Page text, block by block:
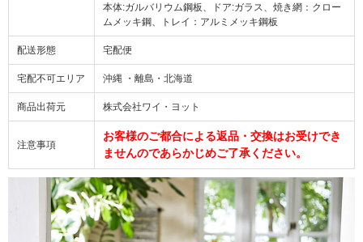
本体:ガルバリウム鋼板、ドア:ガラス、焼き網：クロー
ムメッキ鋼、トレイ：アルミメッキ鋼板
配送形態 宅配便
宅配不可エリア 沖縄 ・離島・北海道
商品出荷元 株式会社ワイ・ヨット
注意事項
お客様のご都合による返品・交換はお受けでき
ませんのであらかじめご了承ください。